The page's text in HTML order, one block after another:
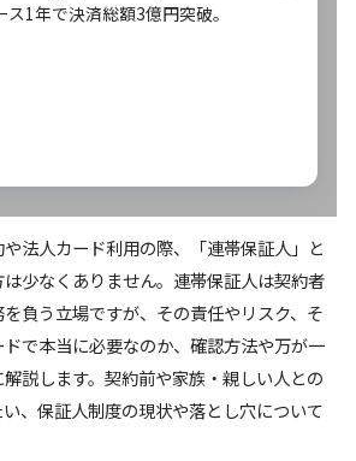
1年で決済総額3億円突破。
法人カード利用の際、「連帯保証人」と
少なくありません。連帯保証人は契約者
負う立場ですが、その責任やリスク、そ
で本当に必要なのか、確認方法や万が一
説します。契約前や家族・親しい人との
、保証人制度の現状や落とし穴について